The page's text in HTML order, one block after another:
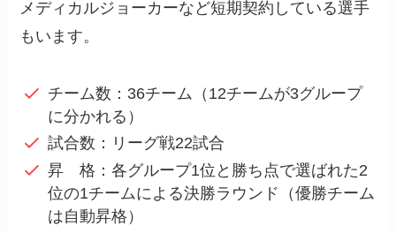
メディカルジョーカーなど短期契約している選手
もいます。
チーム数：36チーム（12チームが3グループ
に分かれる）
試合数：リーグ戦22試合
昇 格：各グループ1位と勝ち点で選ばれた2
位の1チームによる決勝ラウンド（優勝チーム
は自動昇格）